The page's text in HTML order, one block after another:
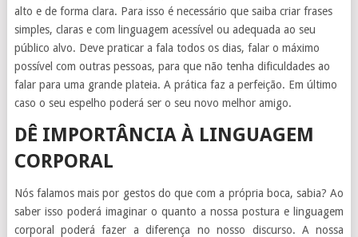
alto e de forma clara. Para isso é necessário que saiba criar frases
simples, claras e com linguagem acessível ou adequada ao seu
público alvo. Deve praticar a fala todos os dias, falar o máximo
possível com outras pessoas, para que não tenha dificuldades ao
falar para uma grande plateia. A prática faz a perfeição. Em último
caso o seu espelho poderá ser o seu novo melhor amigo.
DÊ IMPORTÂNCIA À LINGUAGEM
CORPORAL
Nós falamos mais por gestos do que com a própria boca, sabia? Ao
saber isso poderá imaginar o quanto a nossa postura e linguagem
corporal poderá fazer a diferença no nosso discurso. A nossa